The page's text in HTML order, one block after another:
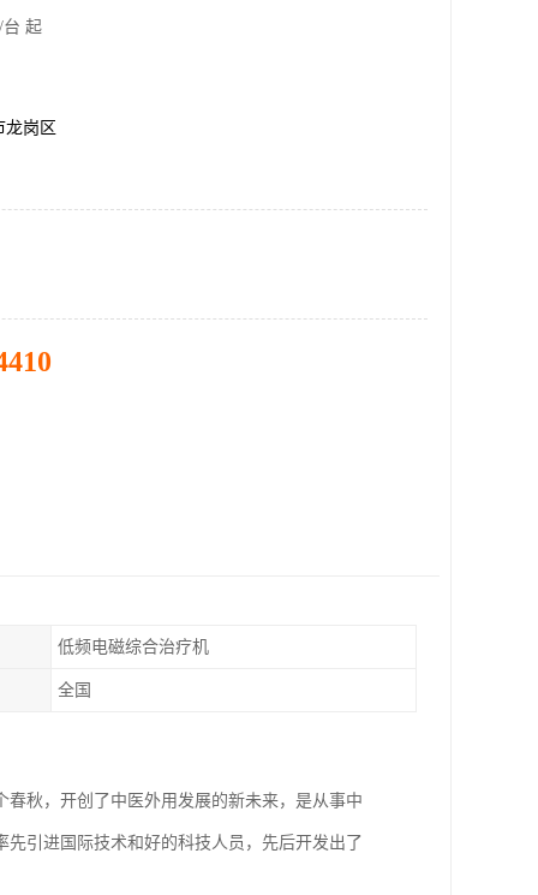
起
龙岗区
低频电磁综合治疗机
全国
秋，开创了中医外用发展的新未来，是从事中
引进国际技术和好的科技人员，先后开发出了